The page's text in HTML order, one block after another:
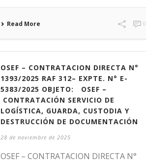
Read More 0
OSEF – CONTRATACION DIRECTA N°
1393/2025 RAF 312– EXPTE. N° E-
5383/2025 OBJETO: OSEF –
CONTRATACIÓN SERVICIO DE
LOGÍSTICA, GUARDA, CUSTODIA Y
DESTRUCCIÓN DE DOCUMENTACIÓN
28 de noviembre de 2025
OSEF – CONTRATACION DIRECTA N°